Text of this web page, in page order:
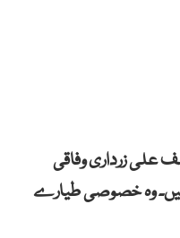
علی زرداری وفاقی
ہیں۔ وہ خصوصی طیارے